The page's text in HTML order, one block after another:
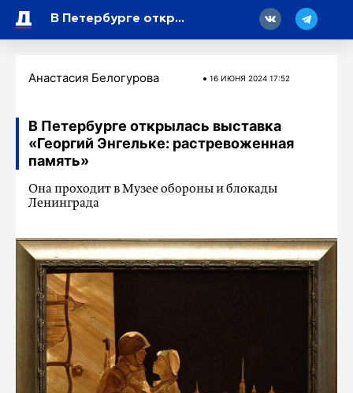
В Петербурге открылась выставка «Георгий Энгельке: растревоженная память»
Анастасия Белогурова 16 ИЮНЯ 2024 17:52
В Петербурге открылась выставка
«Георгий Энгельке: растревоженная
память»
Она проходит в Музее обороны и блокады
Ленинграда